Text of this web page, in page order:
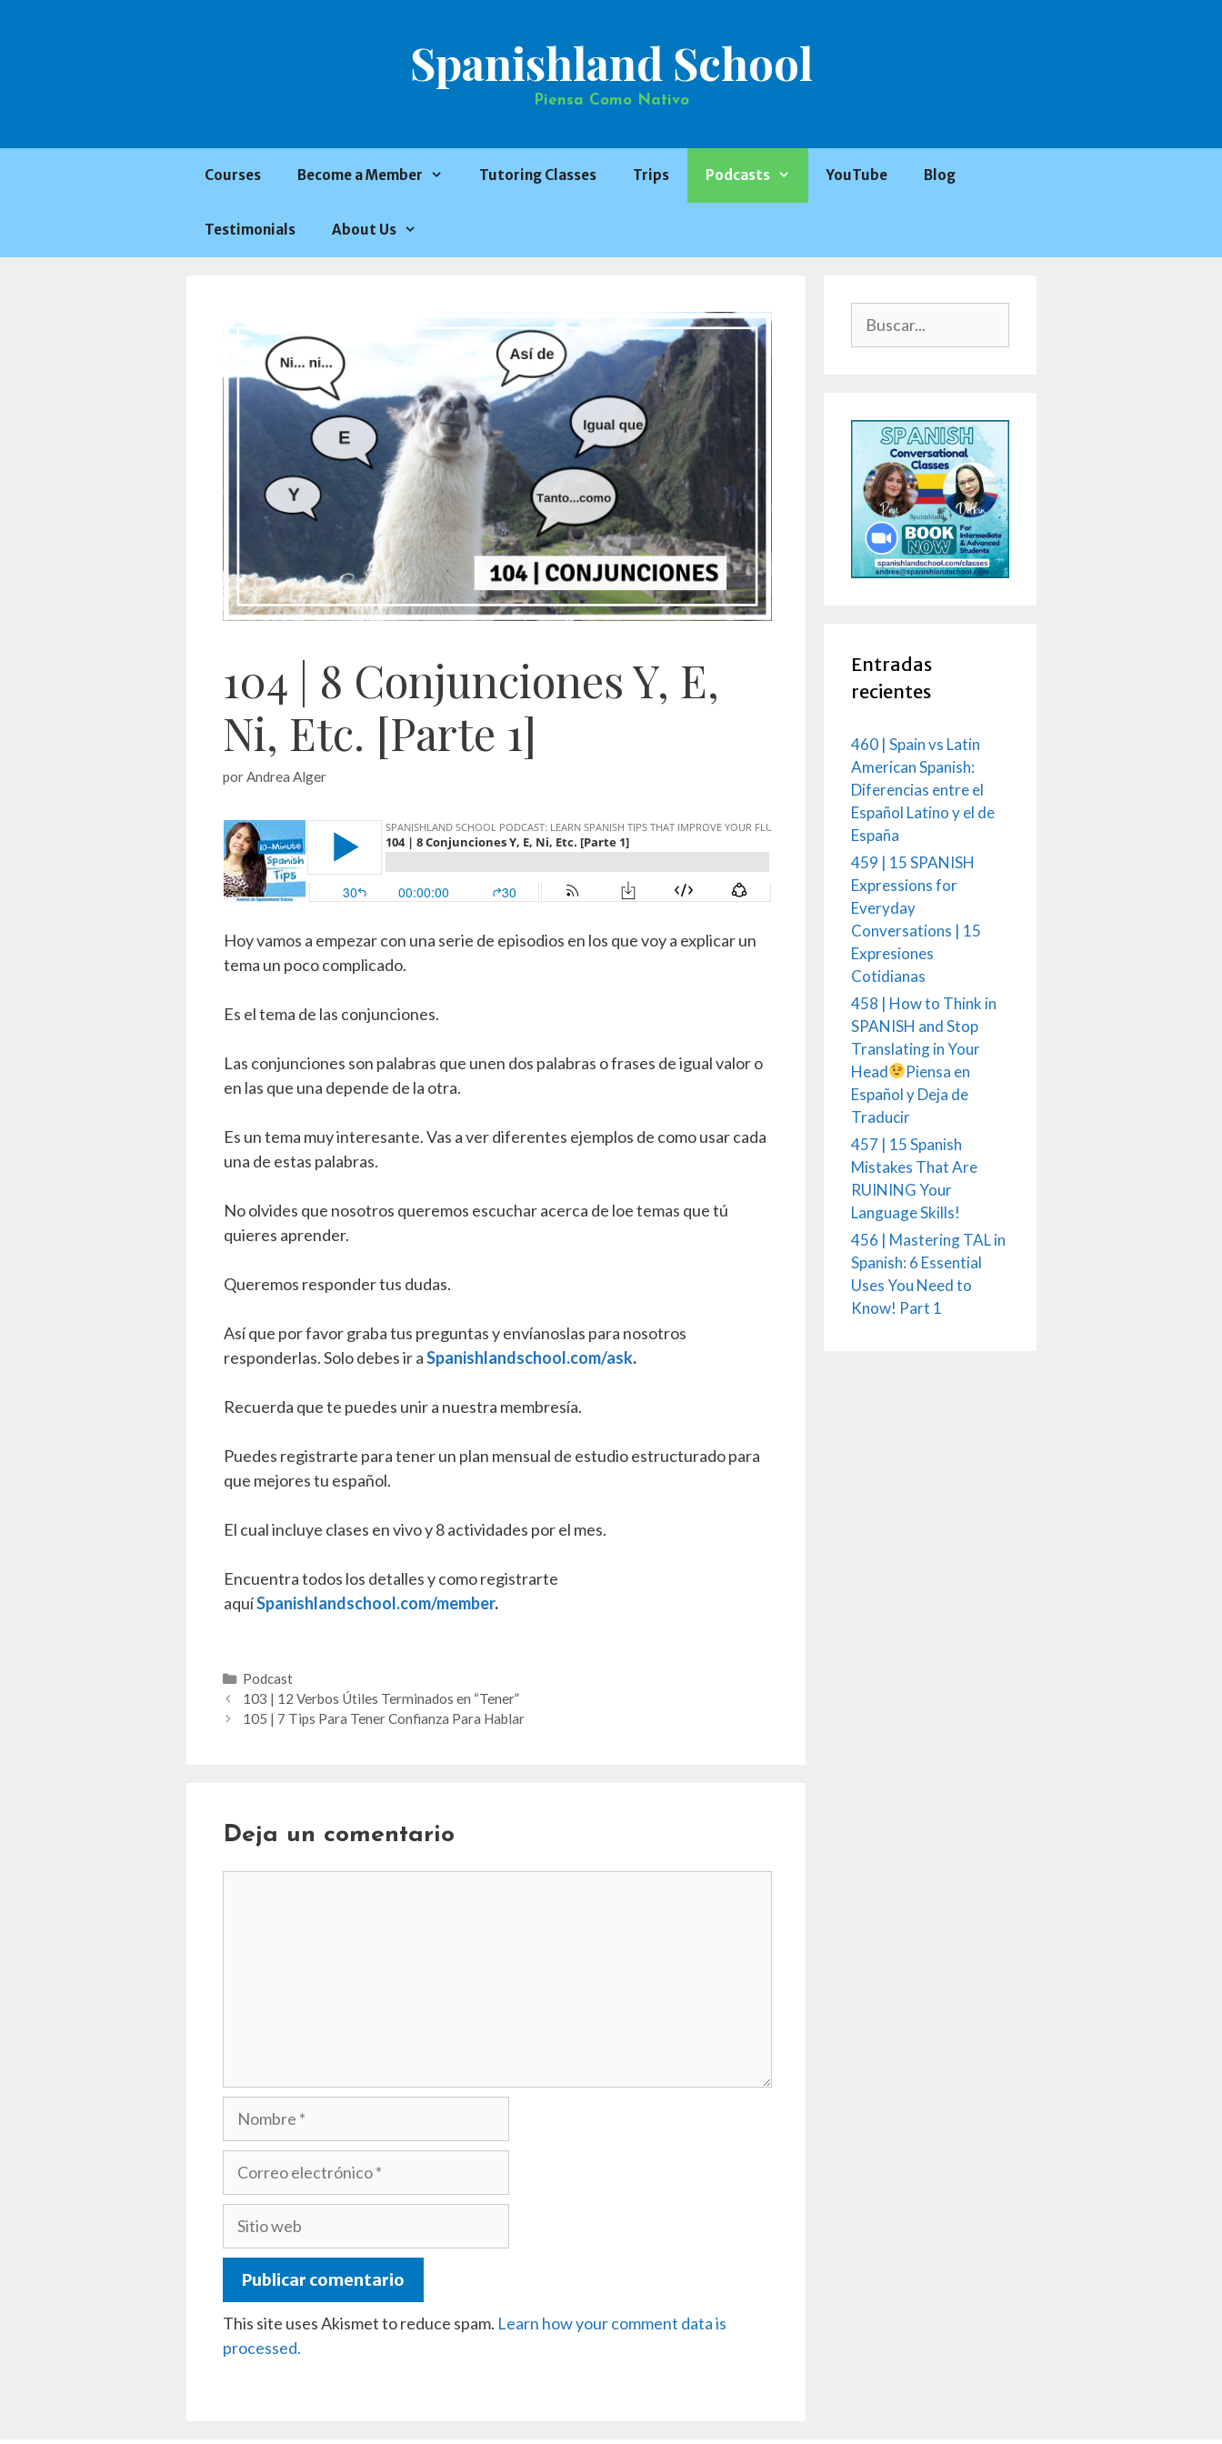
Spanishland School
Piensa Como Nativo
Courses Become a Member Tutoring Classes Trips Podcasts YouTube Blog
Testimonials About Us
104 | 8 Conjunciones Y, E,
Ni, Etc. [Parte 1]
por Andrea Alger
Hoy vamos a empezar con una serie de episodios en los que voy a explicar un
tema un poco complicado.
Es el tema de las conjunciones.
Las conjunciones son palabras que unen dos palabras o frases de igual valor o
en las que una depende de la otra.
Es un tema muy interesante. Vas a ver diferentes ejemplos de como usar cada
una de estas palabras.
No olvides que nosotros queremos escuchar acerca de loe temas que tú
quieres aprender.
Queremos responder tus dudas.
Así que por favor graba tus preguntas y envíanoslas para nosotros
responderlas. Solo debes ir aSpanishlandschool.com/ask.
Recuerda que te puedes unir a nuestra membresía.
Puedes registrarte para tener un plan mensual de estudio estructurado para
que mejores tu español.
El cual incluye clases en vivo y 8 actividades por el mes.
Encuentra todos los detalles y como registrarte
aquíSpanishlandschool.com/member.
Categorías
Podcast
103 | 12 Verbos Útiles Terminados en “Tener”
105 | 7 Tips Para Tener Confianza Para Hablar
Deja un comentario
This site uses Akismet to reduce spam. Learn how your comment data is
processed.
Entradas
recientes
460 | Spain vs Latin
American Spanish:
Diferencias entre el
Español Latino y el de
España
459 | 15 SPANISH
Expressions for
Everyday
Conversations | 15
Expresiones
Cotidianas
458 | How to Think in
SPANISH and Stop
Translating in Your
Head
Piensa en
Español y Deja de
Traducir
457 | 15 Spanish
Mistakes That Are
RUINING Your
Language Skills!
456 | Mastering TAL in
Spanish: 6 Essential
Uses You Need to
Know! Part 1